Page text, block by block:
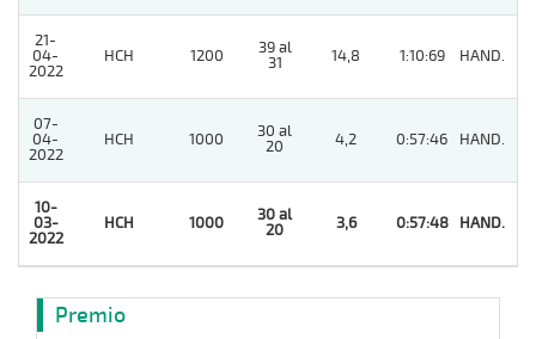
21-
04-
2022
HCH 1200
39 al
31
14,8 1:10:69 HAND.
07-
04-
2022
HCH 1000
30 al
20
4,2 0:57:46 HAND.
10-
03-
2022
HCH 1000
30 al
20
3,6 0:57:48 HAND.
Premio